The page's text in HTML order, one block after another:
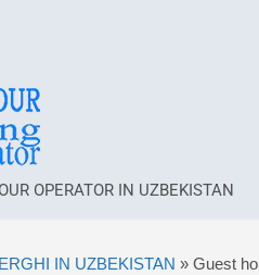
OPERATOR IN UZBEKISTAN
IN UZBEKISTAN » Guest